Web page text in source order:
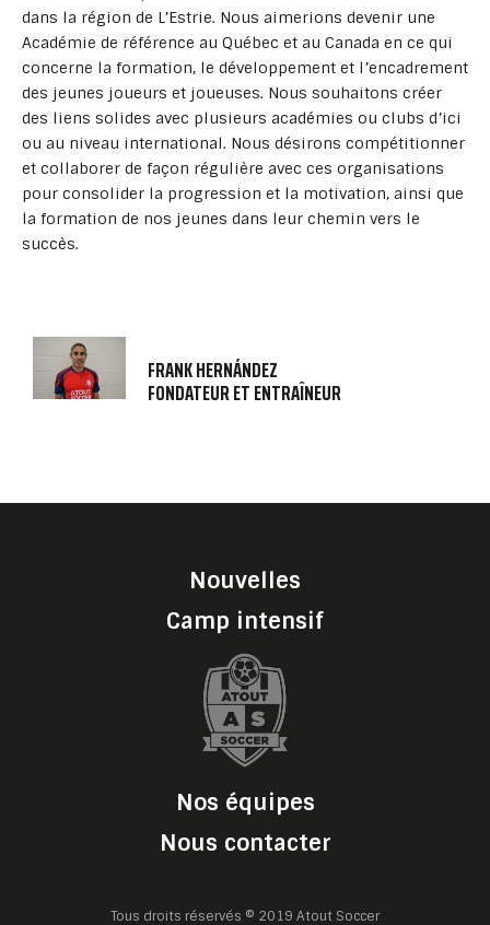
dans la région de L’Estrie. Nous aimerions devenir une
Académie de référence au Québec et au Canada en ce qui
concerne la formation, le développement et l’encadrement
des jeunes joueurs et joueuses. Nous souhaitons créer
des liens solides avec plusieurs académies ou clubs d’ici
ou au niveau international. Nous désirons compétitionner
et collaborer de façon régulière avec ces organisations
pour consolider la progression et la motivation, ainsi que
la formation de nos jeunes dans leur chemin vers le
succès.
FRANK HERNÁNDEZ
FONDATEUR ET ENTRAÎNEUR
Nouvelles
Camp intensif
Nos équipes
Nous contacter
Tous droits réservés © 2019 Atout Soccer